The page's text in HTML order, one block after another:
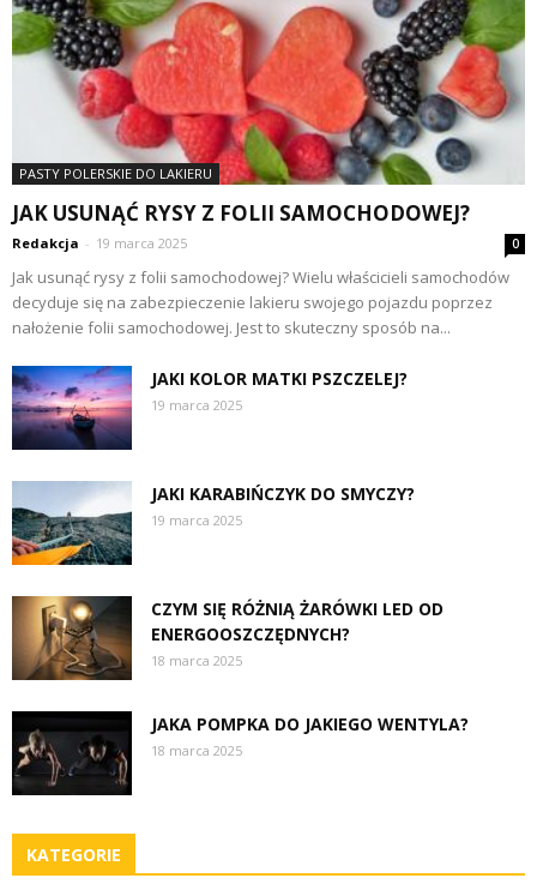
PASTY POLERSKIE DO LAKIERU
JAK USUNĄĆ RYSY Z FOLII SAMOCHODOWEJ?
Redakcja - 19 marca 2025 0
Jak usunąć rysy z folii samochodowej? Wielu właścicieli samochodów
decyduje się na zabezpieczenie lakieru swojego pojazdu poprzez
nałożenie folii samochodowej. Jest to skuteczny sposób na...
JAKI KOLOR MATKI PSZCZELEJ?
19 marca 2025
JAKI KARABIŃCZYK DO SMYCZY?
19 marca 2025
CZYM SIĘ RÓŻNIĄ ŻARÓWKI LED OD
ENERGOOSZCZĘDNYCH?
18 marca 2025
JAKA POMPKA DO JAKIEGO WENTYLA?
18 marca 2025
KATEGORIE